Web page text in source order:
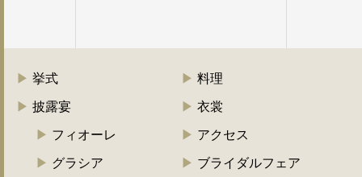
挙式
披露宴
フィオーレ
グラシア
料理
衣裳
アクセス
ブライダルフェア